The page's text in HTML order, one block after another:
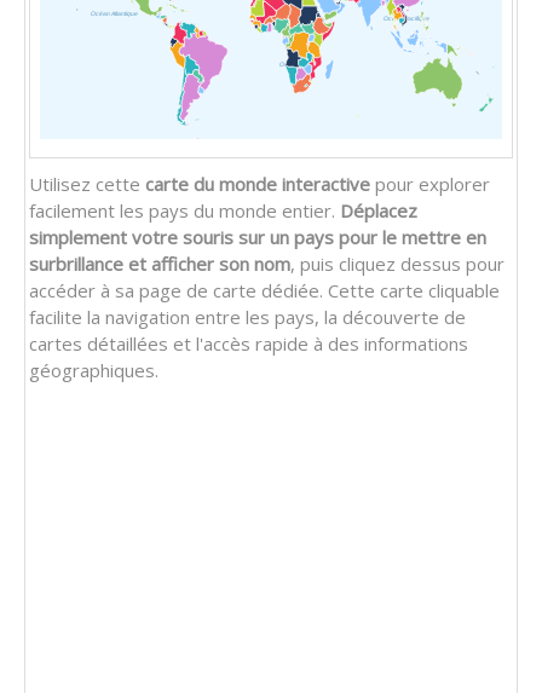
Océan Atlantique
Océan Pacifique
Océan Indien
Utilisez cette carte du monde interactive pour explorer
facilement les pays du monde entier. Déplacez
simplement votre souris sur un pays pour le mettre en
surbrillance et afficher son nom, puis cliquez dessus pour
accéder à sa page de carte dédiée. Cette carte cliquable
facilite la navigation entre les pays, la découverte de
cartes détaillées et l'accès rapide à des informations
géographiques.